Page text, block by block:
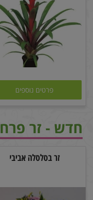
פרטים נוספים
חדש - זר
זר בסלסלה אביבי